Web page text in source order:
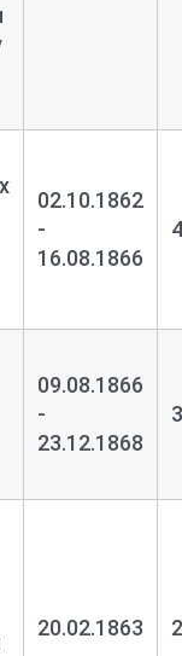
02.10.1862
-
16.08.1866
09.08.1866
-
23.12.1868
20.02.1863 2